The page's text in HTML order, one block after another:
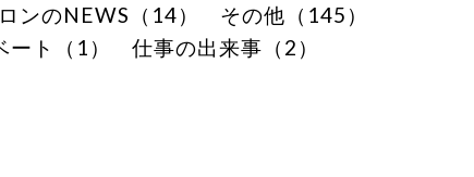
ンのNEWS（14）
その他（145）
ート（1） 仕事の出来事（2）